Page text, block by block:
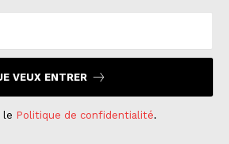
VEUX ENTRER
le Politique de confidentialité.